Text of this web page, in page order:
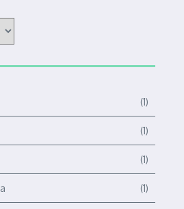
(1)
(1)
(1)
(1)